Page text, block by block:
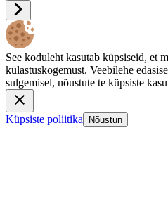
See koduleht kasutab küpsiseid, et
külastuskogemust. Veebilehe
sulgemisel, nõustute te küpsiste
Küpsiste poliitika Nõustun